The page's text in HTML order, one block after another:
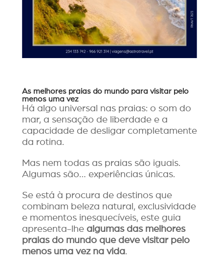
As melhores praias do mundo para visitar pelo
menos uma vez
Há algo universal nas praias: o som do
mar, a sensação de liberdade e a
capacidade de desligar completamente
da rotina.
Mas nem todas as praias são iguais.
Algumas são… experiências únicas.
Se está à procura de destinos que
combinam beleza natural, exclusividade
e momentos inesquecíveis, este guia
apresenta-lhe algumas das melhores
praias do mundo que deve visitar pelo
menos uma vez na vida.